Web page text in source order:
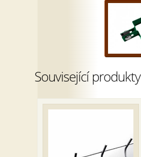
Související produkty